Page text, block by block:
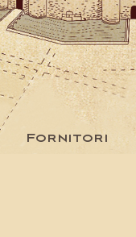
Fornitori